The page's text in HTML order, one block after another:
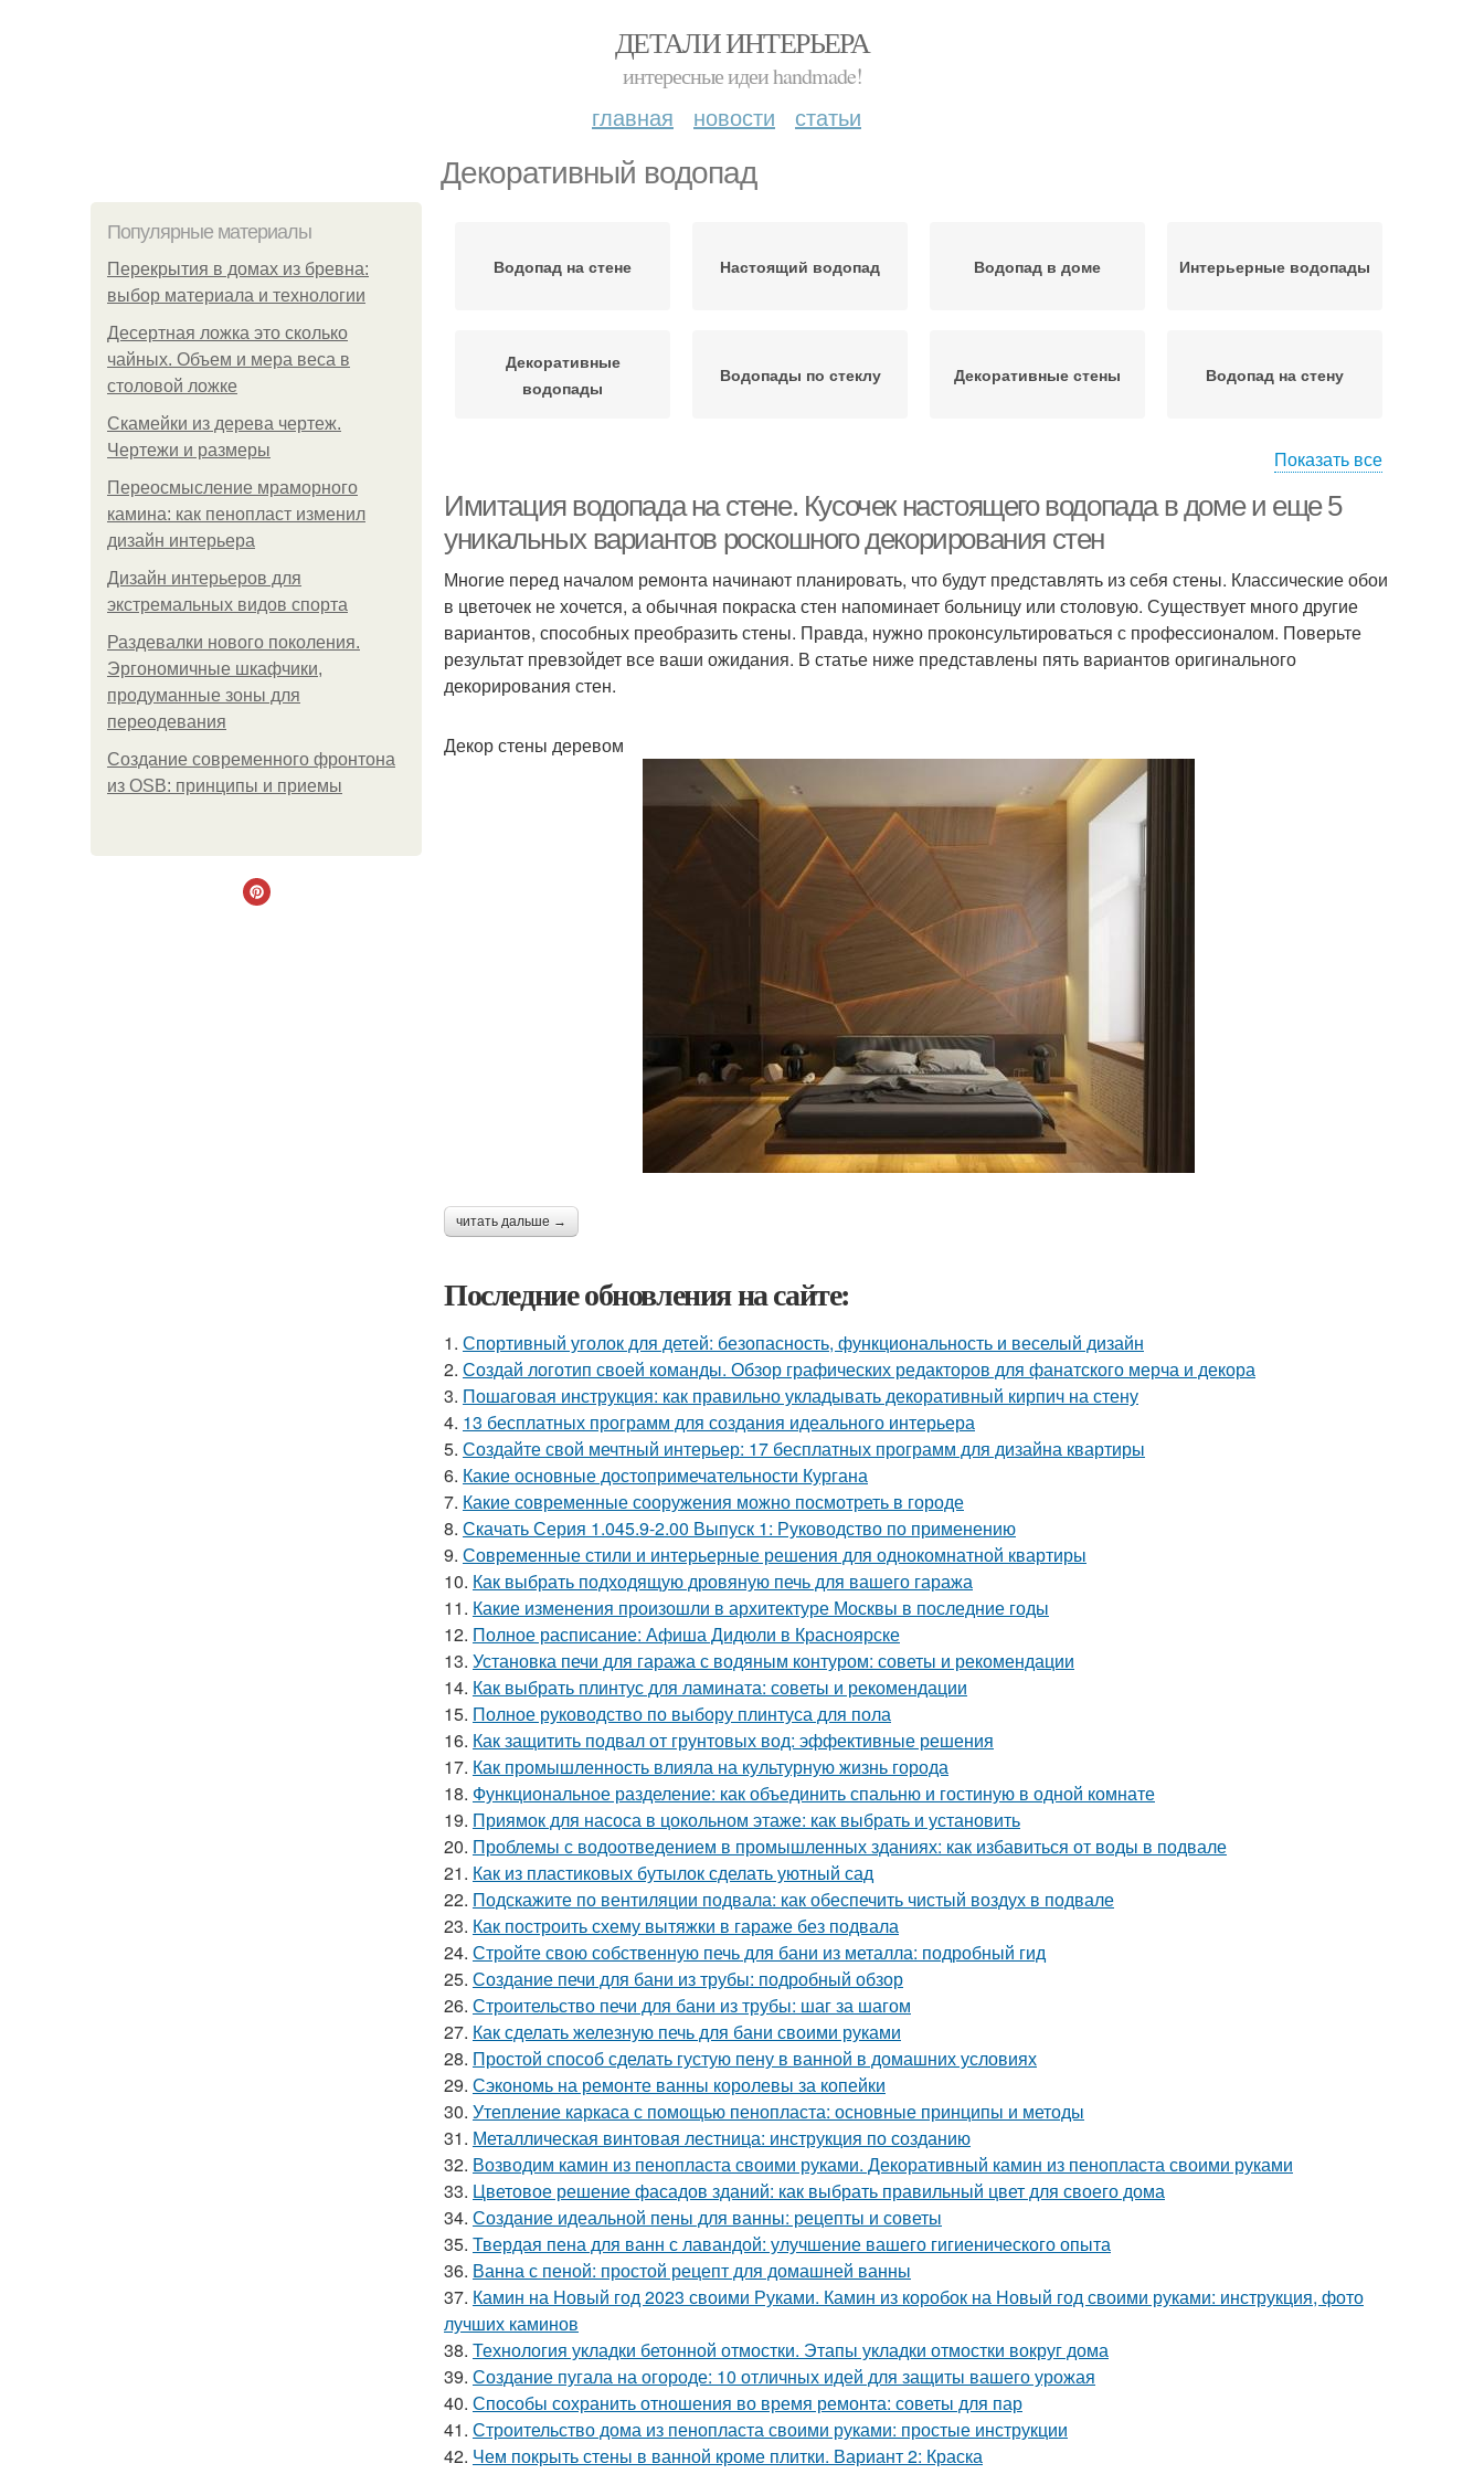
ДЕТАЛИ ИНТЕРЬЕРА
интересные идеи handmade!
главная новости статьи
Декоративный водопад
Популярные материалы
Перекрытия в домах из бревна:
выбор материала и технологии
Десертная ложка это сколько
чайных. Объем и мера веса в
столовой ложке
Скамейки из дерева чертеж.
Чертежи и размеры
Переосмысление мраморного
камина: как пенопласт изменил
дизайн интерьера
Дизайн интерьеров для
экстремальных видов спорта
Раздевалки нового поколения.
Эргономичные шкафчики,
продуманные зоны для
переодевания
Создание современного фронтона
из OSB: принципы и приемы
Водопад на стене Настоящий водопад Водопад в доме Интерьерные водопады
Декоративные
водопады
Водопады по стеклу Декоративные стены Водопад на стену
интерьера
Показать все
Имитация водопада на стене. Кусочек настоящего водопада в доме и еще 5
уникальных вариантов роскошного декорирования стен
Многие перед началом ремонта начинают планировать, что будут представлять из себя стены. Классические обои
в цветочек не хочется, а обычная покраска стен напоминает больницу или столовую. Существует много другие
вариантов, способных преобразить стены. Правда, нужно проконсультироваться с профессионалом. Поверьте
результат превзойдет все ваши ожидания. В статье ниже представлены пять вариантов оригинального
декорирования стен.
Декор стены деревом
читать дальше →
Последние обновления на сайте:
1. Спортивный уголок для детей: безопасность, функциональность и веселый дизайн
2. Создай логотип своей команды. Обзор графических редакторов для фанатского мерча и декора
3. Пошаговая инструкция: как правильно укладывать декоративный кирпич на стену
4. 13 бесплатных программ для создания идеального интерьера
5. Создайте свой мечтный интерьер: 17 бесплатных программ для дизайна квартиры
6. Какие основные достопримечательности Кургана
7. Какие современные сооружения можно посмотреть в городе
8. Скачать Серия 1.045.9-2.00 Выпуск 1: Руководство по применению
9. Современные стили и интерьерные решения для однокомнатной квартиры
10. Как выбрать подходящую дровяную печь для вашего гаража
11. Какие изменения произошли в архитектуре Москвы в последние годы
12. Полное расписание: Афиша Дидюли в Красноярске
13. Установка печи для гаража с водяным контуром: советы и рекомендации
14. Как выбрать плинтус для ламината: советы и рекомендации
15. Полное руководство по выбору плинтуса для пола
16. Как защитить подвал от грунтовых вод: эффективные решения
17. Как промышленность влияла на культурную жизнь города
18. Функциональное разделение: как объединить спальню и гостиную в одной комнате
19. Приямок для насоса в цокольном этаже: как выбрать и установить
20. Проблемы с водоотведением в промышленных зданиях: как избавиться от воды в подвале
21. Как из пластиковых бутылок сделать уютный сад
22. Подскажите по вентиляции подвала: как обеспечить чистый воздух в подвале
23. Как построить схему вытяжки в гараже без подвала
24. Стройте свою собственную печь для бани из металла: подробный гид
25. Создание печи для бани из трубы: подробный обзор
26. Строительство печи для бани из трубы: шаг за шагом
27. Как сделать железную печь для бани своими руками
28. Простой способ сделать густую пену в ванной в домашних условиях
29. Сэкономь на ремонте ванны королевы за копейки
30. Утепление каркаса с помощью пенопласта: основные принципы и методы
31. Металлическая винтовая лестница: инструкция по созданию
32. Возводим камин из пенопласта своими руками. Декоративный камин из пенопласта своими руками
33. Цветовое решение фасадов зданий: как выбрать правильный цвет для своего дома
34. Создание идеальной пены для ванны: рецепты и советы
35. Твердая пена для ванн с лавандой: улучшение вашего гигиенического опыта
36. Ванна с пеной: простой рецепт для домашней ванны
37. Камин на Новый год 2023 своими Руками. Камин из коробок на Новый год своими руками: инструкция, фото
лучших каминов
38. Технология укладки бетонной отмостки. Этапы укладки отмостки вокруг дома
39. Создание пугала на огороде: 10 отличных идей для защиты вашего урожая
40. Способы сохранить отношения во время ремонта: советы для пар
41. Строительство дома из пенопласта своими руками: простые инструкции
42. Чем покрыть стены в ванной кроме плитки. Вариант 2: Краска